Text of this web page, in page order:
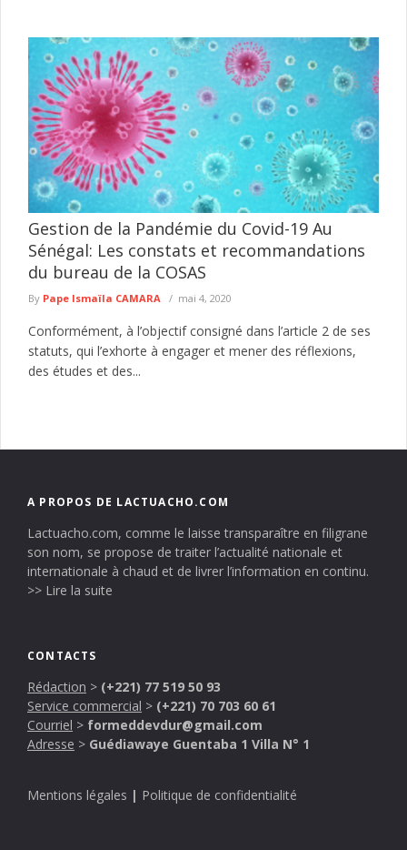
Gestion de la Pandémie du Covid-19 Au
Sénégal: Les constats et recommandations
du bureau de la COSAS
By Pape Ismaïla CAMARA mai 4, 2020
Conformément, à l’objectif consigné dans l’article 2 de ses
statuts, qui l’exhorte à engager et mener des réflexions,
des études et des...
A PROPOS DE LACTUACHO.COM
Lactuacho.com, comme le laisse transparaître en filigrane
son nom, se propose de traiter l’actualité nationale et
internationale à chaud et de livrer l’information en continu.
>> Lire la suite
CONTACTS
Rédaction > (+221) 77 519 50 93
Service commercial > (+221) 70 703 60 61
Courriel > formeddevdur@gmail.com
Adresse > Guédiawaye Guentaba 1 Villa N° 1
Mentions légales | Politique de confidentialité